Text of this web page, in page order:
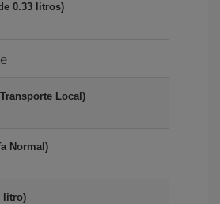
0.33 litros)
Local)
Normal)
litro)